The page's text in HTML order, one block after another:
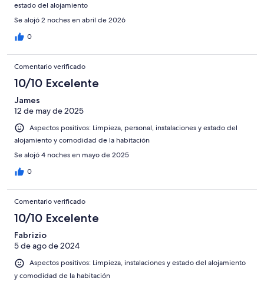
estado del alojamiento
Se alojó 2 noches en abril de 2026
0
Comentario verificado
10/10 Excelente
James
12 de may de 2025
Aspectos positivos: Limpieza, personal, instalaciones y estado del
alojamiento y comodidad de la habitación
Se alojó 4 noches en mayo de 2025
0
Comentario verificado
10/10 Excelente
Fabrizio
5 de ago de 2024
Aspectos positivos: Limpieza, instalaciones y estado del alojamiento
y comodidad de la habitación